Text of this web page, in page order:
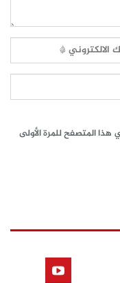
المتصفح للمرة الأولى